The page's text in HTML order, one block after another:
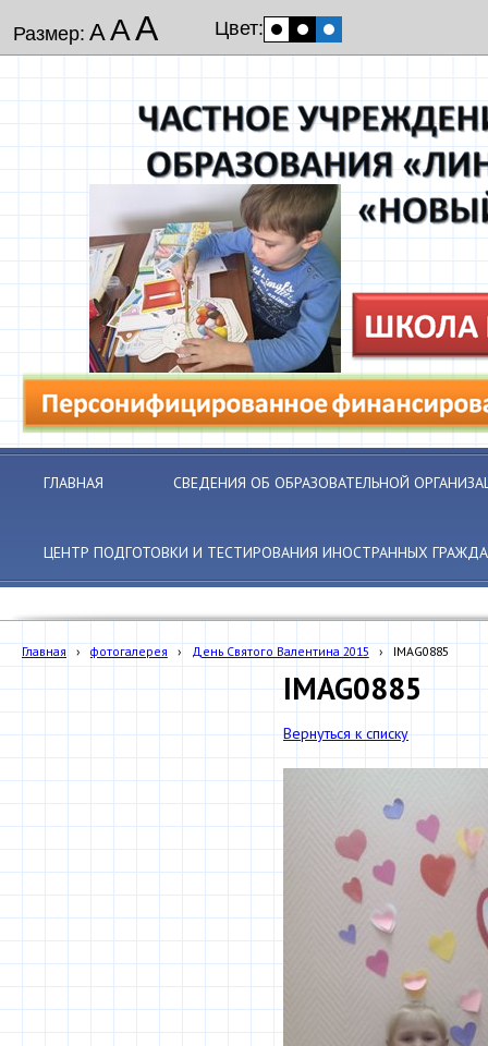
Размер: ААА Цвет:
ГЛАВНАЯ СВЕДЕНИЯ ОБ ОБРАЗОВАТЕЛЬНОЙ
ЦЕНТР ПОДГОТОВКИ И ТЕСТИРОВАНИЯ ИНОСТРАННЫХ
Главная › фотогалерея › День Святого Валентина 2015 › IMAG0885
IMAG0885
Вернуться к списку